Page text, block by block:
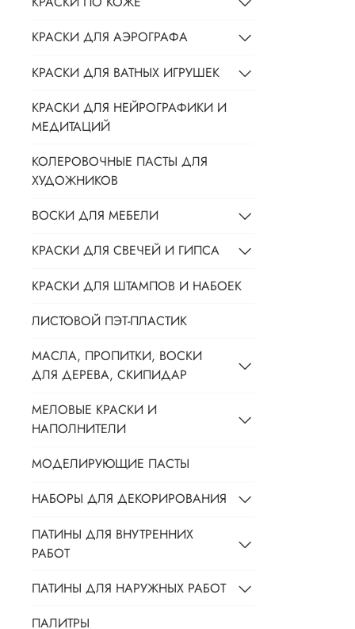
КРАСКИ ДЛЯ АЭРОГРАФА
КРАСКИ ДЛЯ ВАТНЫХ ИГРУШЕК
КРАСКИ ДЛЯ НЕЙРОГРАФИКИ И
МЕДИТАЦИЙ
КОЛЕРОВОЧНЫЕ ПАСТЫ ДЛЯ
ХУДОЖНИКОВ
ВОСКИ ДЛЯ МЕБЕЛИ
КРАСКИ ДЛЯ СВЕЧЕЙ И ГИПСА
КРАСКИ ДЛЯ ШТАМПОВ И НАБОЕК
ЛИСТОВОЙ ПЭТ-ПЛАСТИК
МАСЛА, ПРОПИТКИ, ВОСКИ
ДЛЯ ДЕРЕВА, СКИПИДАР
МЕЛОВЫЕ КРАСКИ И
НАПОЛНИТЕЛИ
МОДЕЛИРУЮЩИЕ ПАСТЫ
НАБОРЫ ДЛЯ ДЕКОРИРОВАНИЯ
ПАТИНЫ ДЛЯ ВНУТРЕННИХ
РАБОТ
ПАТИНЫ ДЛЯ НАРУЖНЫХ РАБОТ
ПАЛИТРЫ